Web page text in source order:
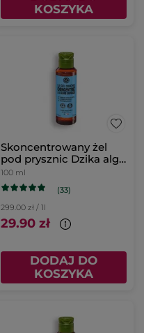
KOSZYKA
Skoncentrowany żel
pod prysznic Dzika alga
& Koper morski 100 ml
100 ml
(33)
299.00 zł / 1l
29.90 zł
DODAJ DO
KOSZYKA